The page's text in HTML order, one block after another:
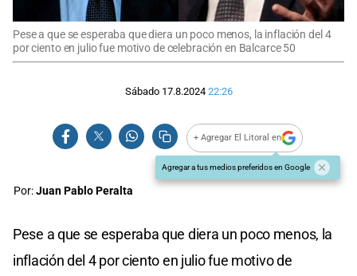
Pese a que se esperaba que diera un poco menos, la inflación del 4
por ciento en julio fue motivo de celebración en Balcarce 50
Sábado 17.8.2024 22:26
+ Agregar El Litoral en
Agregar a tus medios preferidos en Google
Por:Juan Pablo Peralta
Pese a que se esperaba que diera un poco menos, la
inflación del 4 por ciento en julio fue motivo de